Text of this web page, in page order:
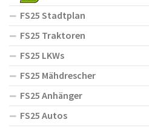
FS25 Stadtplan
FS25 Traktoren
FS25 LKWs
FS25 Mähdrescher
FS25 Anhänger
FS25 Autos